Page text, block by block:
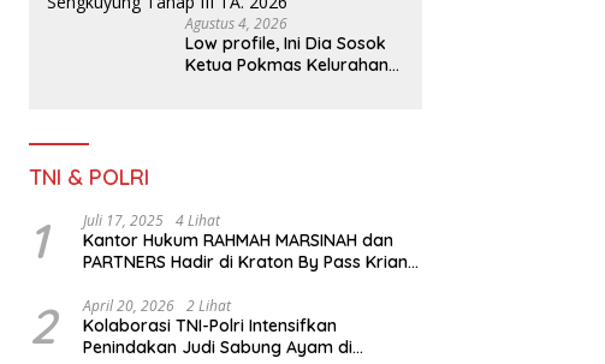
Agustus 4, 2026
Low profile, Ini Dia Sosok
Ketua Pokmas Kelurahan
TNI & POLRI
1 Juli 17, 2025 4 Lihat
Kantor Hukum RAHMAH MARSINAH dan
PARTNERS Hadir di Kraton By Pass Krian
2 April 20, 2026 2 Lihat
Kolaborasi TNI-Polri Intensifkan
Penindakan Judi Sabung Ayam di